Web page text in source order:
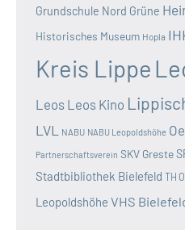
Grundschule Nord Grüne
Historisches Museum Hopla
Kreis Lippe
Leos Leos Kino
LVL NABU NABU Leopoldshöhe
Partnerschaftsverein SKV Greste
Stadtbibliothek Bielefeld TH
Leopoldshöhe VHS